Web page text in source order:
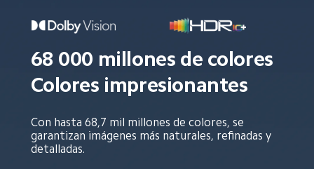
68 000 millones de colores
Colores impresionantes
Con hasta 68,7 mil millones de colores, se
garantizan imágenes más naturales, refinadas y
detalladas.